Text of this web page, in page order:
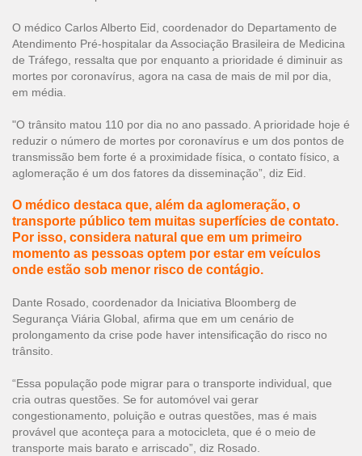
O médico Carlos Alberto Eid, coordenador do Departamento de
Atendimento Pré-hospitalar da Associação Brasileira de Medicina
de Tráfego, ressalta que por enquanto a prioridade é diminuir as
mortes por coronavírus, agora na casa de mais de mil por dia,
em média.
"O trânsito matou 110 por dia no ano passado. A prioridade hoje é
reduzir o número de mortes por coronavírus e um dos pontos de
transmissão bem forte é a proximidade física, o contato físico, a
aglomeração é um dos fatores da disseminação”, diz Eid.
O médico destaca que, além da aglomeração, o
transporte público tem muitas superfícies de contato.
Por isso, considera natural que em um primeiro
momento as pessoas optem por estar em veículos
onde estão sob menor risco de contágio.
Dante Rosado, coordenador da Iniciativa Bloomberg de
Segurança Viária Global, afirma que em um cenário de
prolongamento da crise pode haver intensificação do risco no
trânsito.
“Essa população pode migrar para o transporte individual, que
cria outras questões. Se for automóvel vai gerar
congestionamento, poluição e outras questões, mas é mais
provável que aconteça para a motocicleta, que é o meio de
transporte mais barato e arriscado”, diz Rosado.